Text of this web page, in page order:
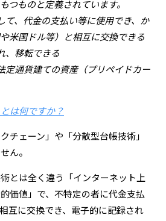
つものと定義されています。
て、代金の支払い等に使用でき、か
米国ドル等）と相互に交換できる
、移転できる
定通貨建ての資産（プリペイドカー
は何ですか？
チェーン」や「分散型台帳技術」
ん。
とは全く違う「インターネット上
価値」で、不特定の者に代金支払
互に交換でき、電子的に記録され